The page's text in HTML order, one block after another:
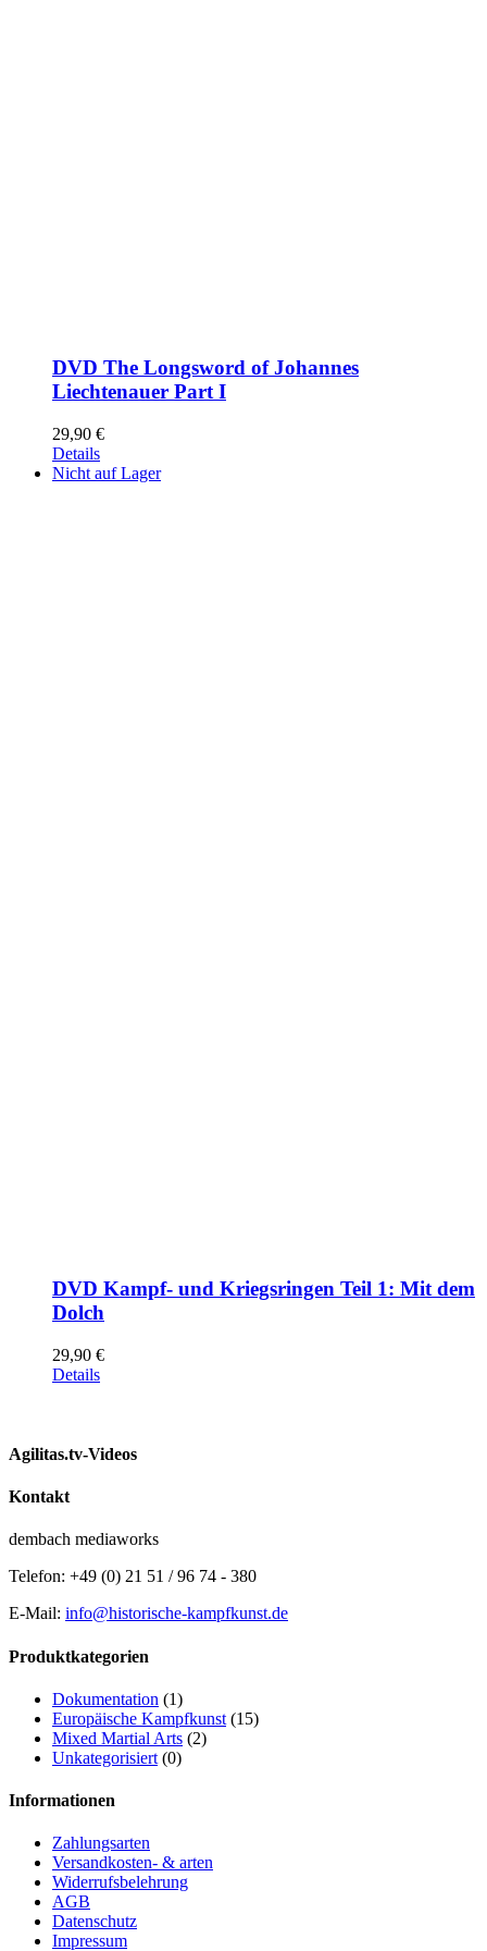
DVD The Longsword of Johannes
Liechtenauer Part I
29,90 €
Details
Nicht auf Lager
DVD Kampf- und Kriegsringen Teil 1: Mit dem
Dolch
29,90 €
Details
Agilitas.tv-Videos
Kontakt
dembach mediaworks
Telefon: +49 (0) 21 51 / 96 74 - 380
E-Mail: info@historische-kampfkunst.de
Produktkategorien
Dokumentation (1)
Europäische Kampfkunst (15)
Mixed Martial Arts (2)
Unkategorisiert (0)
Informationen
Zahlungsarten
Versandkosten- & arten
Widerrufsbelehrung
AGB
Datenschutz
Impressum